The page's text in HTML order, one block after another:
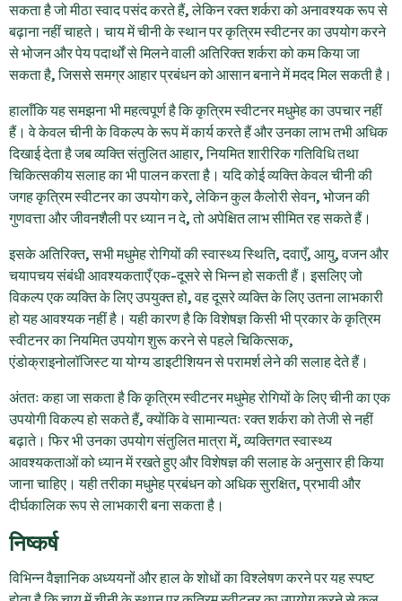
सकता है जो मीठा स्वाद पसंद करते हैं, लेकिन रक्त शर्करा को अनावश्यक रूप से
बढ़ाना नहीं चाहते। चाय में चीनी के स्थान पर कृत्रिम स्वीटनर का उपयोग करने
से भोजन और पेय पदार्थों से मिलने वाली अतिरिक्त शर्करा को कम किया जा
सकता है, जिससे समग्र आहार प्रबंधन को आसान बनाने में मदद मिल सकती है।
हालाँकि यह समझना भी महत्वपूर्ण है कि कृत्रिम स्वीटनर मधुमेह का उपचार नहीं
हैं। वे केवल चीनी के विकल्प के रूप में कार्य करते हैं और उनका लाभ तभी अधिक
दिखाई देता है जब व्यक्ति संतुलित आहार, नियमित शारीरिक गतिविधि तथा
चिकित्सकीय सलाह का भी पालन करता है। यदि कोई व्यक्ति केवल चीनी की
जगह कृत्रिम स्वीटनर का उपयोग करे, लेकिन कुल कैलोरी सेवन, भोजन की
गुणवत्ता और जीवनशैली पर ध्यान न दे, तो अपेक्षित लाभ सीमित रह सकते हैं।
इसके अतिरिक्त, सभी मधुमेह रोगियों की स्वास्थ्य स्थिति, दवाएँ, आयु, वजन और
चयापचय संबंधी आवश्यकताएँ एक-दूसरे से भिन्न हो सकती हैं। इसलिए जो
विकल्प एक व्यक्ति के लिए उपयुक्त हो, वह दूसरे व्यक्ति के लिए उतना लाभकारी
हो यह आवश्यक नहीं है। यही कारण है कि विशेषज्ञ किसी भी प्रकार के कृत्रिम
स्वीटनर का नियमित उपयोग शुरू करने से पहले चिकित्सक,
एंडोक्राइनोलॉजिस्ट या योग्य डाइटीशियन से परामर्श लेने की सलाह देते हैं।
अंततः कहा जा सकता है कि कृत्रिम स्वीटनर मधुमेह रोगियों के लिए चीनी का एक
उपयोगी विकल्प हो सकते हैं, क्योंकि वे सामान्यतः रक्त शर्करा को तेजी से नहीं
बढ़ाते। फिर भी उनका उपयोग संतुलित मात्रा में, व्यक्तिगत स्वास्थ्य
आवश्यकताओं को ध्यान में रखते हुए और विशेषज्ञ की सलाह के अनुसार ही किया
जाना चाहिए। यही तरीका मधुमेह प्रबंधन को अधिक सुरक्षित, प्रभावी और
दीर्घकालिक रूप से लाभकारी बना सकता है।
निष्कर्ष
विभिन्न वैज्ञानिक अध्ययनों और हाल के शोधों का विश्लेषण करने पर यह स्पष्ट